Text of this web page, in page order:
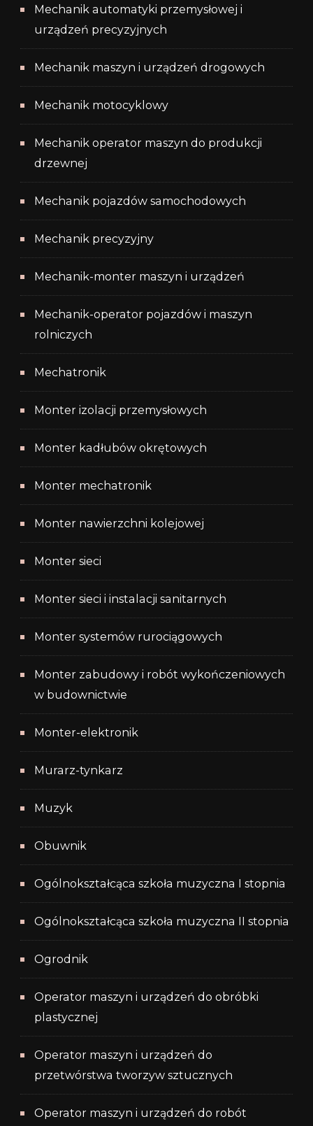
Mechanik automatyki przemysłowej i
urządzeń precyzyjnych
Mechanik maszyn i urządzeń drogowych
Mechanik motocyklowy
Mechanik operator maszyn do produkcji
drzewnej
Mechanik pojazdów samochodowych
Mechanik precyzyjny
Mechanik-monter maszyn i urządzeń
Mechanik-operator pojazdów i maszyn
rolniczych
Mechatronik
Monter izolacji przemysłowych
Monter kadłubów okrętowych
Monter mechatronik
Monter nawierzchni kolejowej
Monter sieci
Monter sieci i instalacji sanitarnych
Monter systemów rurociągowych
Monter zabudowy i robót wykończeniowych
w budownictwie
Monter-elektronik
Murarz-tynkarz
Muzyk
Obuwnik
Ogólnokształcąca szkoła muzyczna I stopnia
Ogólnokształcąca szkoła muzyczna II stopnia
Ogrodnik
Operator maszyn i urządzeń do obróbki
plastycznej
Operator maszyn i urządzeń do
przetwórstwa tworzyw sztucznych
Operator maszyn i urządzeń do robót